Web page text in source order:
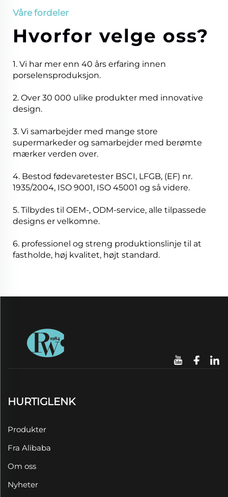
Våre fordeler
Hvorfor velge oss?
1. Vi har mer enn 40 års erfaring innen
porselensproduksjon.
2. Over 30 000 ulike produkter med innovative
design.
3. Vi samarbejder med mange store
supermarkeder og samarbejder med berømte
mærker verden over.
4. Bestod fødevaretester BSCI, LFGB, (EF) nr.
1935/2004, ISO 9001, ISO 45001 og så videre.
5. Tilbydes til OEM-, ODM-service, alle tilpassede
designs er velkomne.
6. professionel og streng produktionslinje til at
fastholde, høj kvalitet, højt standard.
HURTIGLENK
Produkter
Fra Alibaba
Om oss
Nyheter